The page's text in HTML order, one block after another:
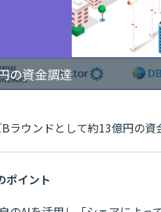
の資金調達
ラウンドとして約13億円の資
ポイント